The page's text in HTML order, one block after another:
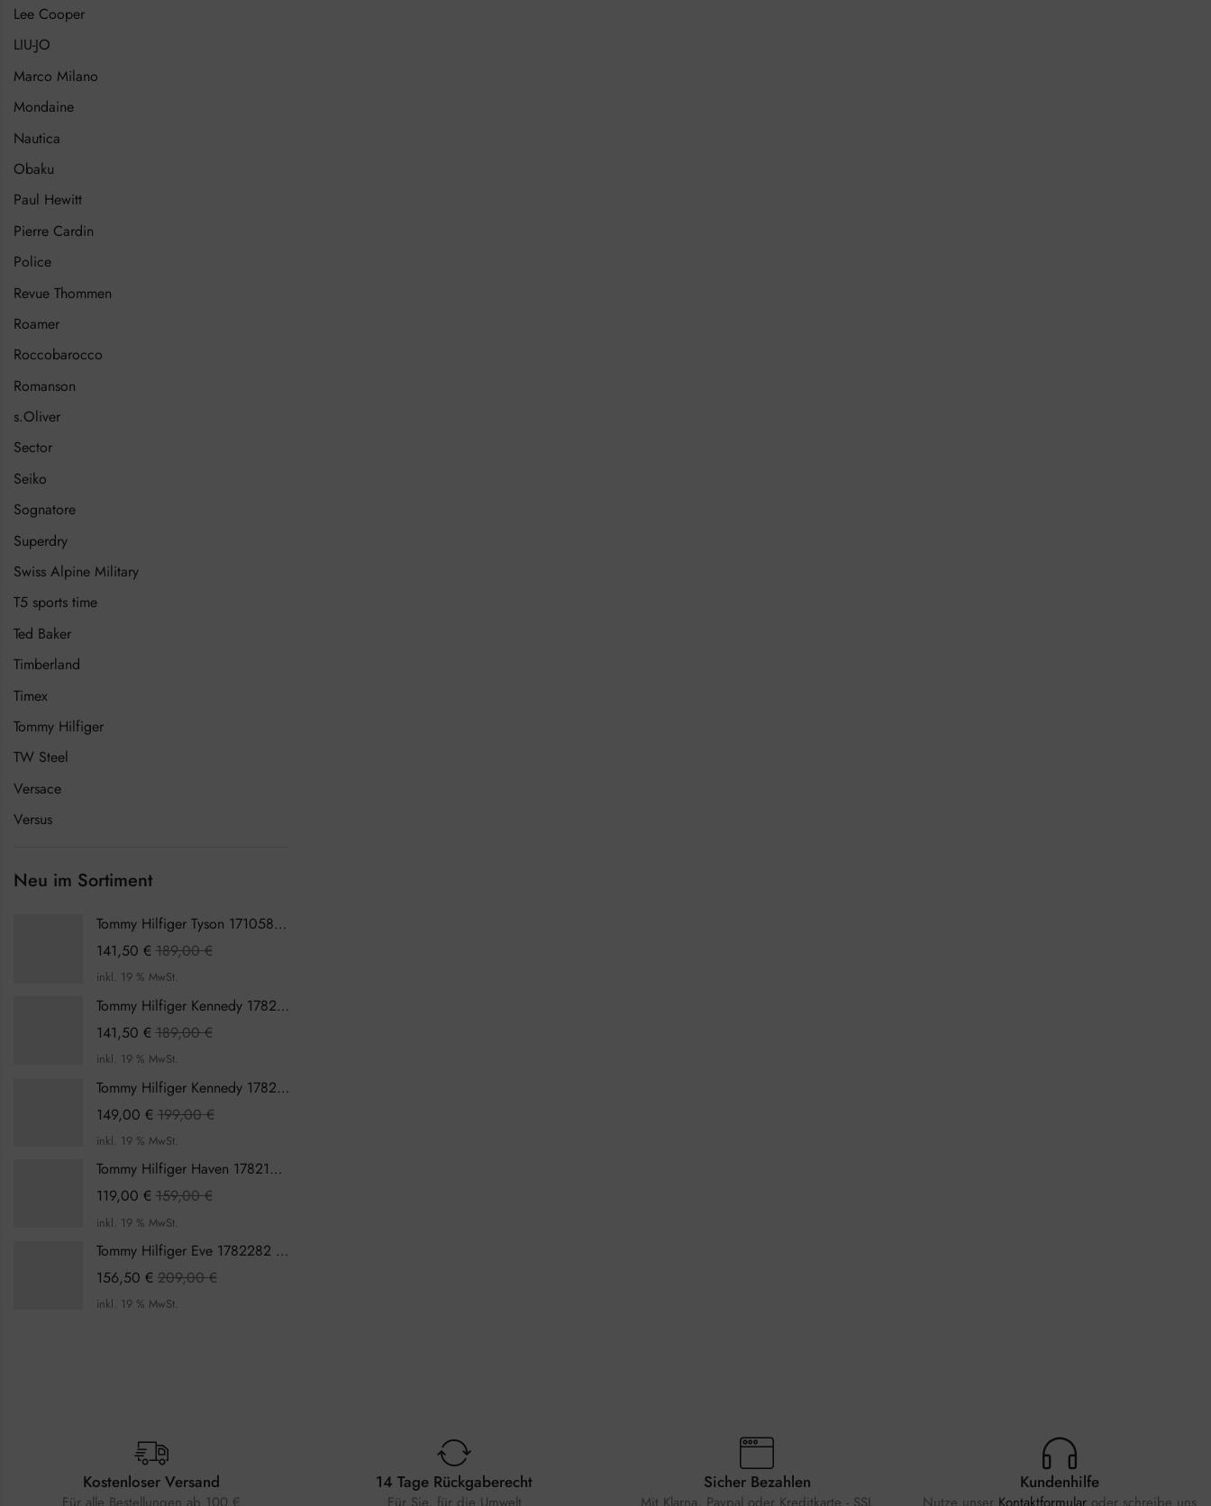
Lee Cooper
LIU-JO
Marco Milano
Mondaine
Nautica
Obaku
Paul Hewitt
Pierre Cardin
Police
Revue Thommen
Roamer
Roccobarocco
Romanson
s.Oliver
Sector
Seiko
Sognatore
Superdry
Swiss Alpine Military
T5 sports time
Ted Baker
Timberland
Timex
Tommy Hilfiger
TW Steel
Versace
Versus
Neu im Sortiment
Tommy Hilfiger Tyson 1710589 Herrenuhr
141,50 € 189,00€
inkl. 19 % MwSt.
Tommy Hilfiger Kennedy 1782387 Damenuhr
141,50 € 189,00€
inkl. 19 % MwSt.
Tommy Hilfiger Kennedy 1782386 Damenuhr
149,00 € 199,00€
inkl. 19 % MwSt.
Tommy Hilfiger Haven 1782199 Damenuhr
119,00 € 159,00€
inkl. 19 % MwSt.
Tommy Hilfiger Eve 1782282 Damenuhr
156,50 € 209,00€
inkl. 19 % MwSt.
Kostenloser Versand
Für alle Bestellungen ab 100 €
14 Tage Rückgaberecht
Für Sie, für die Umwelt
Sicher Bezahlen
Mit Klarna, Paypal oder Kreditkarte - SSL
Kundenhilfe
Nutze unser Kontaktformular oder schreibe uns